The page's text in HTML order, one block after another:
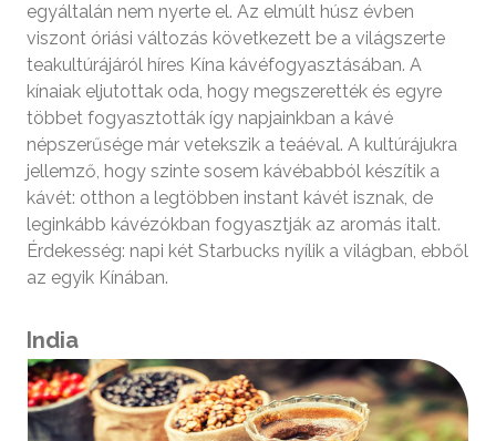
egyáltalán nem nyerte el. Az elmúlt húsz évben
viszont óriási változás következett be a világszerte
teakultúrájáról híres Kína kávéfogyasztásában. A
kínaiak eljutottak oda, hogy megszerették és egyre
többet fogyasztották így napjainkban a kávé
népszerűsége már vetekszik a teáéval. A kultúrájukra
jellemző, hogy szinte sosem kávébabból készítik a
kávét: otthon a legtöbben instant kávét isznak, de
leginkább kávézókban fogyasztják az aromás italt.
Érdekesség: napi két Starbucks nyílik a világban, ebből
az egyik Kínában.
India